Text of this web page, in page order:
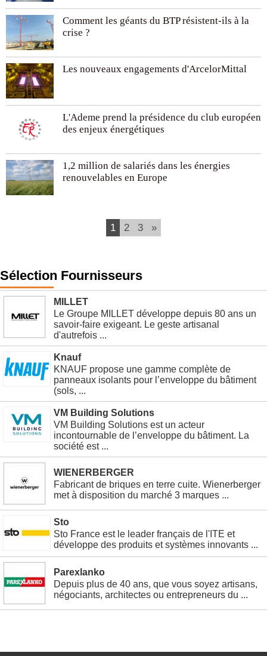
Comment les géants du BTP résistent-ils à la
crise ?
Les nouveaux engagements d'ArcelorMittal
L'Ademe prend la présidence du club européen
des enjeux énergétiques
1,2 million de salariés dans les énergies
renouvelables en Europe
1 2 3 »
Sélection Fournisseurs
MILLET
Le Groupe MILLET développe depuis 80 ans un
savoir-faire exigeant. Le geste artisanal
d'autrefois ...
Knauf
KNAUF propose une gamme complète de
panneaux isolants pour l’enveloppe du bâtiment
(sols, ...
VM Building Solutions
VM Building Solutions est un acteur
incontournable de l’enveloppe du bâtiment. La
société est ...
WIENERBERGER
Fabricant de briques en terre cuite. Wienerberger
met à disposition du marché 3 marques ...
Sto
Sto France est le leader français de l'ITE et
développe des produits et systèmes innovants ...
Parexlanko
Depuis plus de 40 ans, que vous soyez artisans,
négociants, architectes ou entrepreneurs du ...